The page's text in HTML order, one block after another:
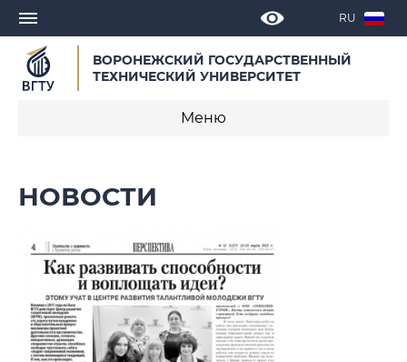
RU
ВОРОНЕЖСКИЙ ГОСУДАРСТВЕННЫЙ
ТЕХНИЧЕСКИЙ УНИВЕРСИТЕТ
Меню
Мероприятия
Участие в проекте
Возможности и перспективы
НОВОСТИ